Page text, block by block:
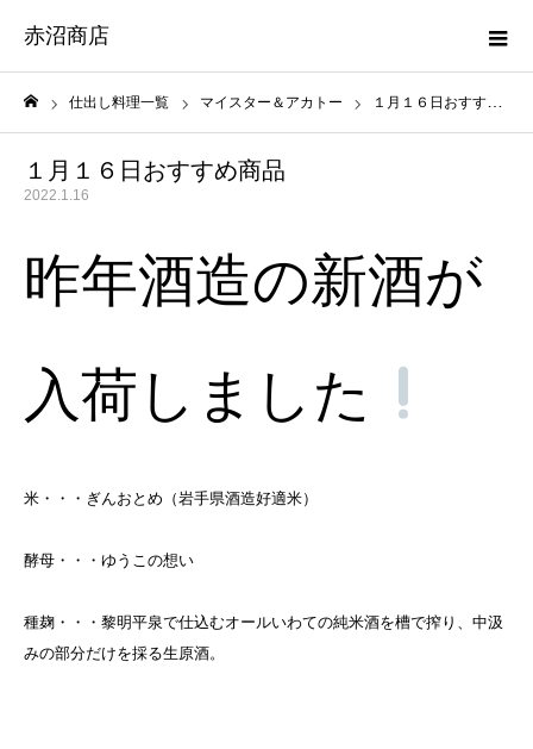
赤沼商店
仕出し料理一覧 マイスター＆アカトー １月１６日おすすめ商品
１月１６日おすすめ商品
2022.1.16
昨年酒造の新酒が
入荷しました
米・・・ぎんおとめ（岩手県酒造好適米）
酵母・・・ゆうこの想い
種麹・・・黎明平泉で仕込むオールいわての純米酒を槽で搾り、中汲
みの部分だけを採る生原酒。